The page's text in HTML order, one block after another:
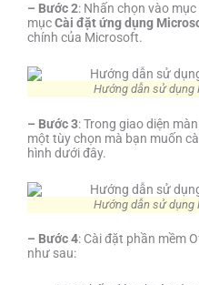
– Bước 2: Nhấn chọn vào mục
mụcCài đặt ứng dụng
chính của Microsoft.
Hướng dẫn sử dụng
– Bước 3: Trong giao diện
một tùy chọn mà bạn muốn
hình dưới đây.
Hướng dẫn sử dụng
– Bước 4: Cài đặt phần mềm
như sau: